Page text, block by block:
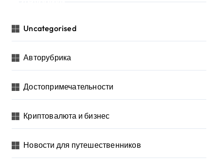
Uncategorised
Авторубрика
Достопримечательности
Криптовалюта и бизнес
Новости для путешественников